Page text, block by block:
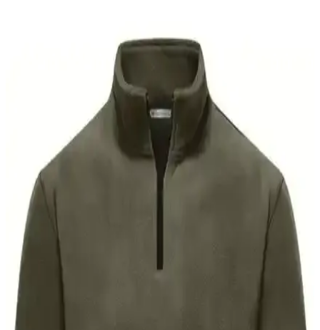
20 yaşındaki erkekler için moda anlayışını geliştirme yolları, temel
prensipler ve stil önerileri detaylı şekilde ele alınıyor. Kendi
zevkinizi keşfetmek ve özgünlük ön planda tutuluyor.
Uzun Gövdeye Sahip Erkekler İçin Uygun Gömlek
Seçimi ve Marka Önerileri
Uzun gövdeye sahip erkekler için gömlek seçiminde sırt uzunluğu
ve kol boyu önemli. Buck Mason, BR, J Crew gibi markalar uzun
beden seçenekleri sunarak uygun uyum sağlar.
Erkek Giyiminde Medyada Sık Görülen Ancak
Gerçekte Nadir Kullanılan Parçalar
Medya ve popüler kültürde sıkça karşılaşılan bazı erkek giyim
parçaları, gerçek hayatta nadiren kullanılır. Bu fark, moda temsili ile
gerçek kullanım alışkanlıkları arasındaki farklılıkları gösterir.
Yeni Başlayanlar İçin Erkek Giyiminde Doğru
Adımlar ve Stil Oluşturma Rehberi